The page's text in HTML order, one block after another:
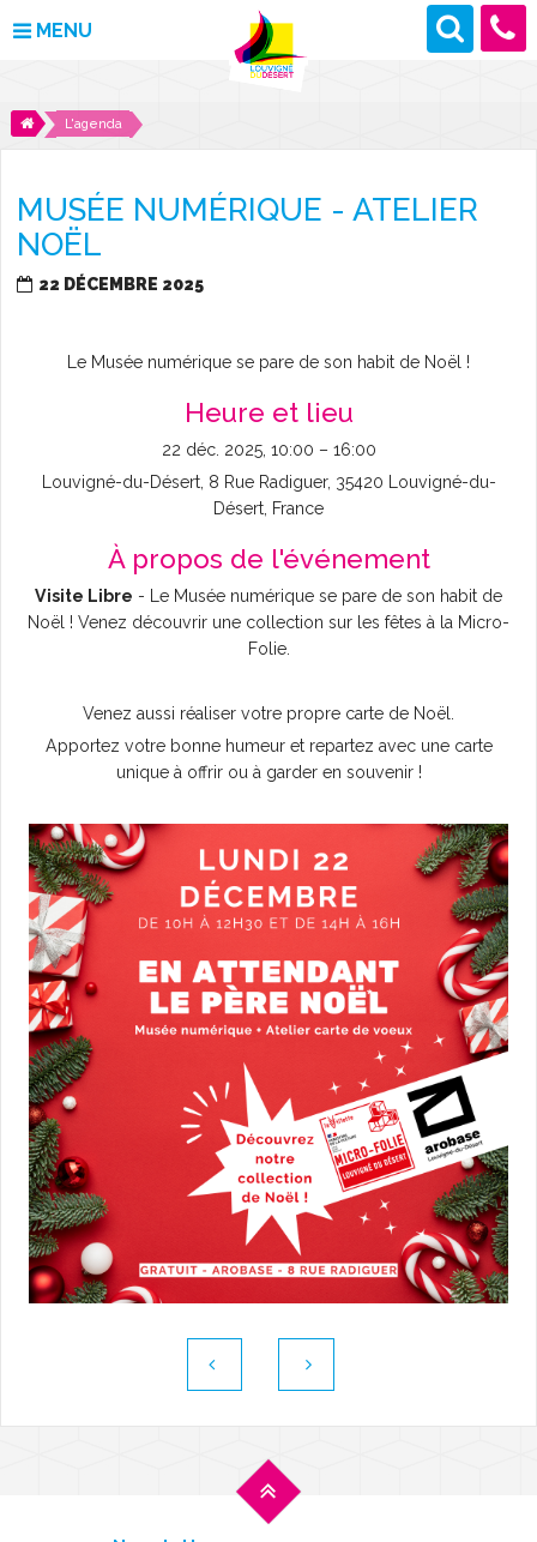
MENU
MAIRIE
DÉCOUVRIR LOUVIGNÉ
CULTURE ET LOISIRS
DES PROJETS POUR DEMAIN
L'agenda
MUSÉE NUMÉRIQUE - ATELIER
NOËL
22 DÉCEMBRE 2025
Le Musée numérique se pare de son habit de Noël !
Heure et lieu
22 déc. 2025, 10:00 – 16:00
Louvigné-du-Désert, 8 Rue Radiguer, 35420 Louvigné-du-
Désert, France
À propos de l'événement
Visite Libre - Le Musée numérique se pare de son habit de
Noël ! Venez découvrir une collection sur les fêtes à la Micro-
Folie.
Venez aussi réaliser votre propre carte de Noël.
Apportez votre bonne humeur et repartez avec une carte
unique à offrir ou à garder en souvenir !